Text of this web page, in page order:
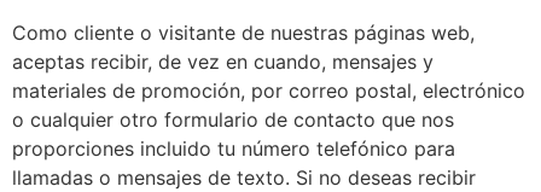
Como cliente o visitante de nuestras páginas web,
aceptas recibir, de vez en cuando, mensajes y
materiales de promoción, por correo postal, electrónico
o cualquier otro formulario de contacto que nos
proporciones incluido tu número telefónico para
llamadas o mensajes de texto. Si no deseas recibir